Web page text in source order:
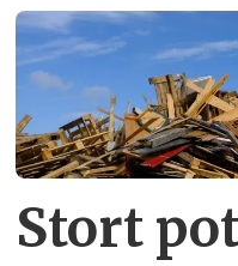
Stort